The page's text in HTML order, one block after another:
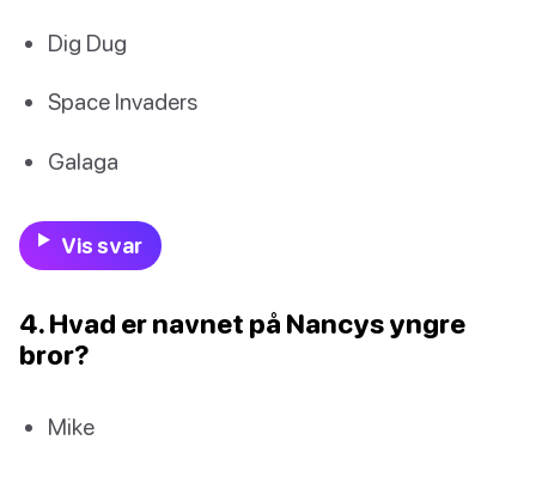
Dig Dug
Space Invaders
Galaga
Vis svar
4. Hvad er navnet på Nancys yngre
bror?
Mike